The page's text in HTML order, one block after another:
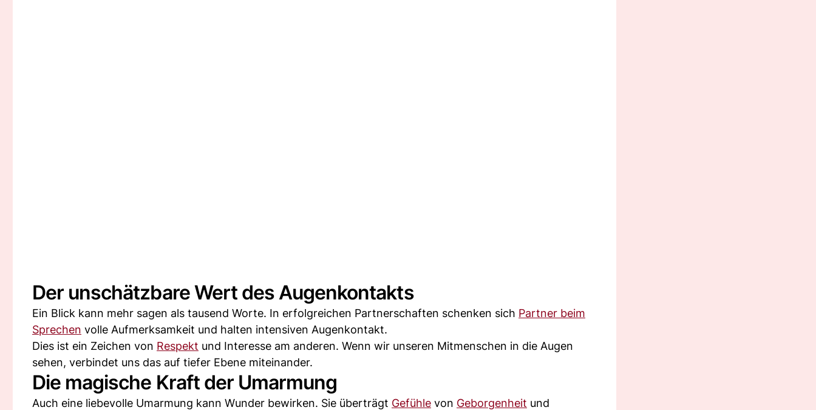
Der unschätzbare Wert des Augenkontakts
Ein Blick kann mehr sagen als tausend Worte. In erfolgreichen Partnerschaften schenken sich Partner beim
Sprechen volle Aufmerksamkeit und halten intensiven Augenkontakt.
Dies ist ein Zeichen von Respekt und Interesse am anderen. Wenn wir unseren Mitmenschen in die Augen
sehen, verbindet uns das auf tiefer Ebene miteinander.
Die magische Kraft der Umarmung
Auch eine liebevolle Umarmung kann Wunder bewirken. Sie überträgt Gefühle von Geborgenheit und